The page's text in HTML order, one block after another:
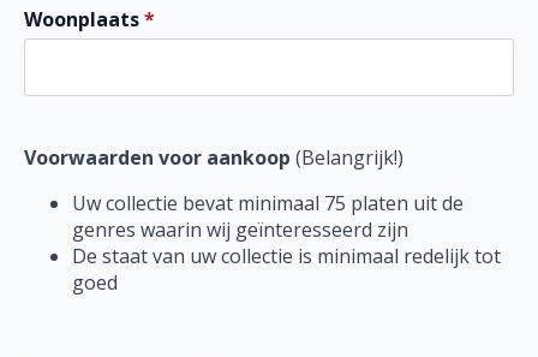
Woonplaats*
Voorwaarden voor aankoop (Belangrijk!)
Uw collectie bevat minimaal 75 platen uit de
genres waarin wij geïnteresseerd zijn
De staat van uw collectie is minimaal redelijk tot
goed